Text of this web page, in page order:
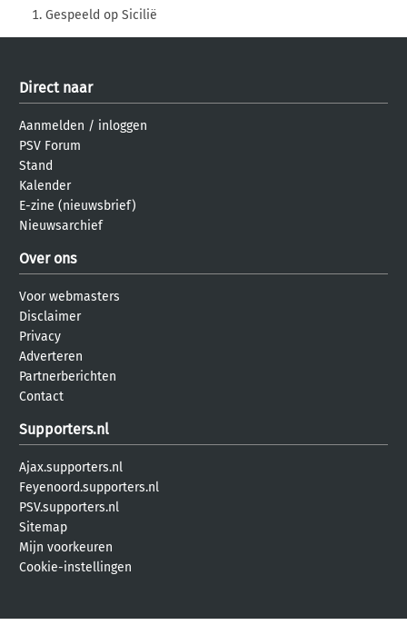
Gespeeld op Sicilië
Direct naar
Aanmelden / inloggen
PSV Forum
Stand
Kalender
E-zine (nieuwsbrief)
Nieuwsarchief
Over ons
Voor webmasters
Disclaimer
Privacy
Adverteren
Partnerberichten
Contact
Supporters.nl
Ajax.supporters.nl
Feyenoord.supporters.nl
PSV.supporters.nl
Sitemap
Mijn voorkeuren
Cookie-instellingen